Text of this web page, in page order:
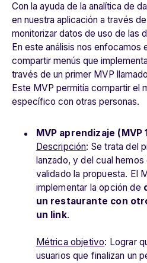
Con la ayuda de la analítica de
en nuestra aplicación a través
monitorizar datos de uso de las
En este análisis nos enfocamos
compartir menús que
través de un primer MVP
Este MVP permitía compartir el
específico con otras personas.
MVP aprendizaje
Descripción: Se trata del
lanzado, y del cual
validado la propuesta. El
implementar la opción de
un restaurante con
un link.
Métrica objetivo: Lograr
usuarios que finalizan un